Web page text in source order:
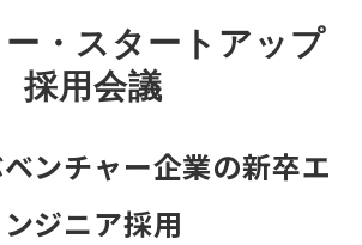
・スタートアップ
採用会議
ンチャー企業の新卒エ
ンジニア採用